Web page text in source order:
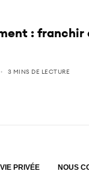
:
3 MINS DE LECTURE
VIE PRIVÉE NOUS